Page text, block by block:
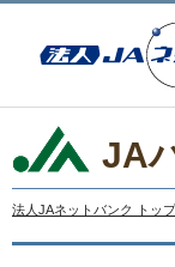
JA
法人JAネットバンク トップ